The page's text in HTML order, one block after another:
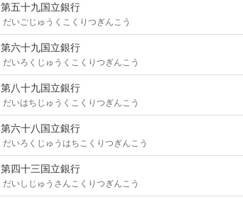
第五十九国立銀行
だいごじゅうくこくりつぎんこう
第六十九国立銀行
だいろくじゅうくこくりつぎんこう
第八十九国立銀行
だいはちじゅうくこくりつぎんこう
第六十八国立銀行
だいろくじゅうはちこくりつぎんこう
第四十三国立銀行
だいしじゅうさんこくりつぎんこう